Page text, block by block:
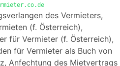
des Vermieters,
(f. Österreich),
für Vermieter (f. Österreich),
für Vermieter als Buch von
Anfechtung des Mietvertrags